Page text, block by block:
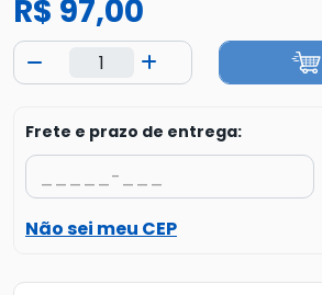
R$ 97,00
Frete e prazo de entrega:
Não sei meu CEP